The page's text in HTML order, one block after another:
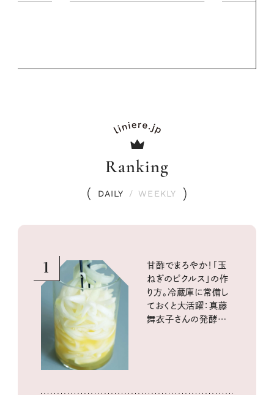
Ranking
DAILY / WEEKLY
1
甘酢でまろやか！「玉
ねぎのピクルス」の作
り方。冷蔵庫に常備し
ておくと大活躍：真藤
舞衣子さんの発酵と